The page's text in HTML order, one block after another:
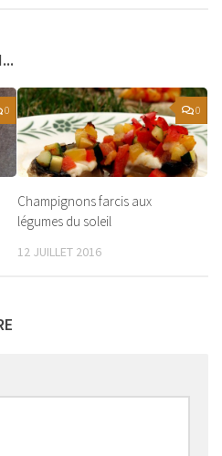
0 0
Champignons farcis aux
légumes du soleil
12 JUILLET 2016